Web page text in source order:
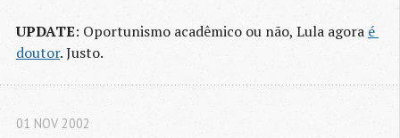
UPDATE: Oportunismo acadêmico ou não, Lula agora é
doutor. Justo.
01 NOV 2002